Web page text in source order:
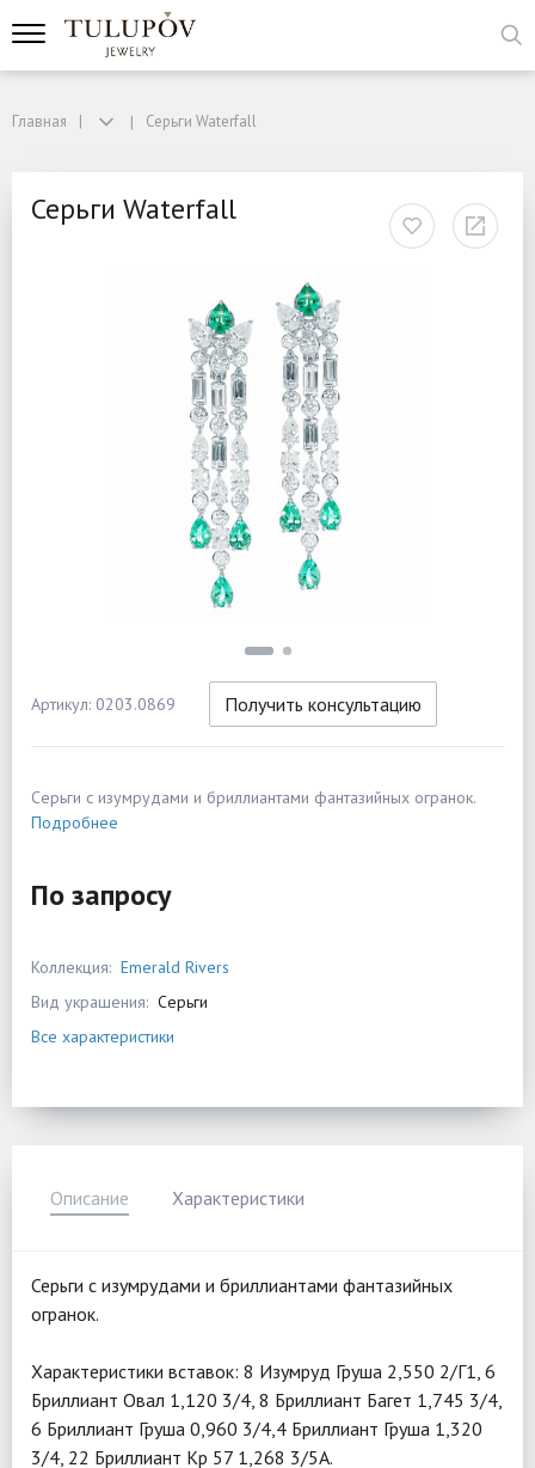
Главная Серьги Waterfall
Серьги Waterfall
Артикул: 0203.0869 Получить консультацию
Серьги с изумрудами и бриллиантами фантазийных огранок.
Подробнее
По запросу
Коллекция: Emerald Rivers
Вид украшения: Серьги
Все характеристики
Описание Характеристики
Серьги с изумрудами и бриллиантами фантазийных
огранок.
Характеристики вставок: 8 Изумруд Груша 2,550 2/Г1, 6
Бриллиант Овал 1,120 3/4, 8 Бриллиант Багет 1,745 3/4,
6 Бриллиант Груша 0,960 3/4,4 Бриллиант Груша 1,320
3/4, 22 Бриллиант Кр 57 1,268 3/5А.